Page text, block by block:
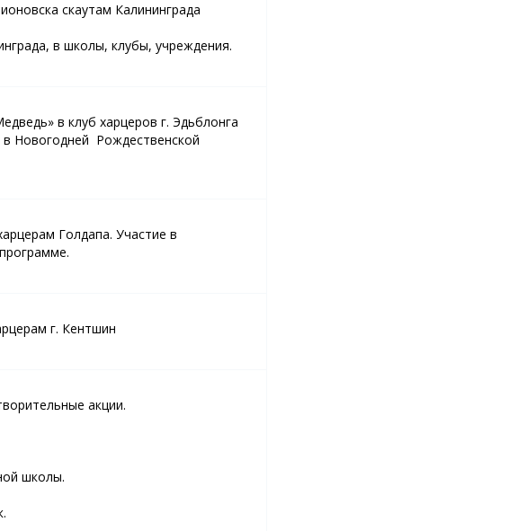
скаутам Калининграда
в школы, клубы, учреждения.
в клуб харцеров г. Эдьблонга
в Новогодней Рождественской
Голдапа. Участие в
г. Кентшин
акции.
школы.